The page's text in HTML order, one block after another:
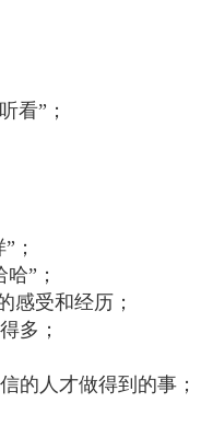
看”；
；
”；
感受和经历；
多；
的人才做得到的事；